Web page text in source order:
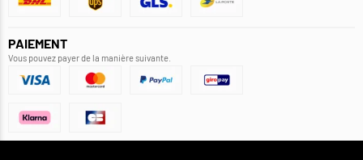
PAIEMENT
Vous pouvez payer de la manière suivante.